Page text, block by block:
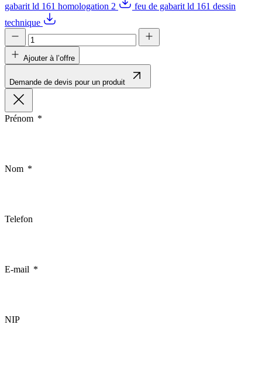
gabarit ld 161 homologation 2
feu de gabarit ld 161 dessin
technique
Ajouter à l’offre
Demande de devis pour un produit
Prénom
Nom
Telefon
E-mail
NIP